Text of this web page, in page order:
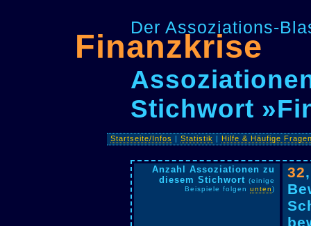
Der Assoziations-
Finanzkrise
Stichwort
Startseite/Infos |Statistik |Hilfe & Häufige
Anzahl Assoziationen zu
diesem Stichwort (einige
Beispiele folgen unten)
32